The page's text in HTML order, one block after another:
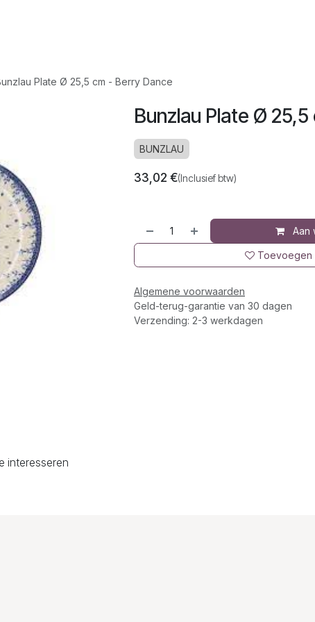
Plate Ø 25,5 cm - Berry Dance
Bunzlau Plate Ø
BUNZLAU
33,02 €(Inclusief btw)
Aan
Toevoegen
Algemene voorwaarden
Geld-terug-garantie van 30 dagen
Verzending: 2-3 werkdagen
interesseren